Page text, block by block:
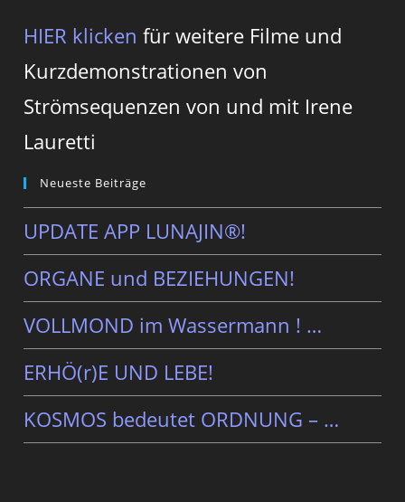
HIER klicken für weitere Filme und
Kurzdemonstrationen von
Strömsequenzen von und mit Irene
Lauretti
Neueste Beiträge
UPDATE APP LUNAJIN®!
ORGANE und BEZIEHUNGEN!
VOLLMOND im Wassermann ! …
ERHÖ(r)E UND LEBE!
KOSMOS bedeutet ORDNUNG – …